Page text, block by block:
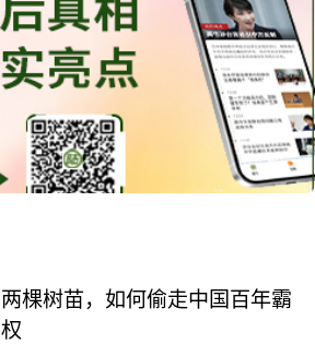
两棵树苗，如何偷走中国百年霸
权